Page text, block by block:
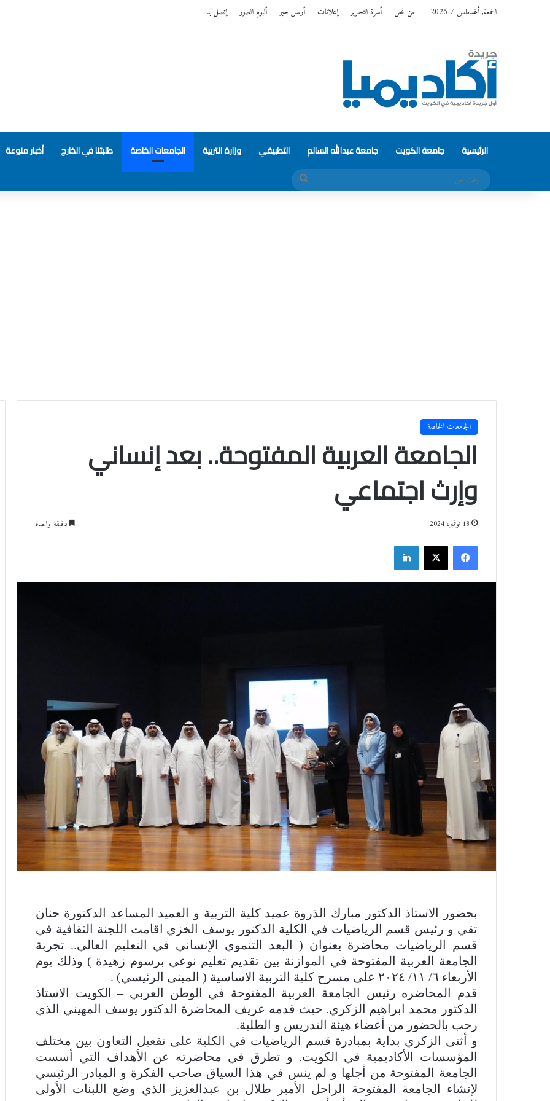
الجمعة, أغسطس 7 2026 من نحن أسرة التحرير إعلانات أرسل خبر ألبوم الصور إتصل بنا
الرئيسية جامعة الكويت جامعة عبدالله السالم التطبيقي وزارة التربية الجامعات الخاصة طلبتنا في الخارج أخبار منوعة
بحث
الجامعات الخاصة
الجامعة العربية المفتوحة.. بعد إنساني
وإرث اجتماعي
18 نوفمبر، 2024 دقيقة واحدة
فيسبوك ‫X لينكدإن
بحضور الاستاذ الدكتور مبارك الذروة عميد كلية التربية و العميد المساعد الدكتورة حنان
تقي و رئيس قسم الرياضيات في الكلية الدكتور يوسف الخزي اقامت اللجنة الثقافية في
قسم الرياضيات محاضرة بعنوان ( البعد التنموي الإنساني في التعليم العالي.. تجربة
الجامعة العربية المفتوحة في الموازنة بين تقديم تعليم نوعي برسوم زهيدة ) وذلك يوم
الأربعاء ٦/ ١١/ ٢٠٢٤ على مسرح كلية التربية الاساسية ( المبنى الرئيسي) .
قدم المحاضره رئيس الجامعة العربية المفتوحة في الوطن العربي – الكويت الاستاذ
الدكتور محمد ابراهيم الزكري. حيث قدمه عريف المحاضرة الدكتور يوسف المهيني الذي
رحب بالحضور من أعضاء هيئة التدريس و الطلبة.
و أثنى الزكري بداية بمبادرة قسم الرياضيات في الكلية على تفعيل التعاون بين مختلف
المؤسسات الأكاديمية في الكويت. و تطرق في محاضرته عن الأهداف التي أسست
الجامعة المفتوحة من أجلها و لم ينس في هذا السياق صاحب الفكرة و المبادر الرئيسي
لإنشاء الجامعة المفتوحة الراحل الأمير طلال بن عبدالعزيز الذي وضع اللبنات الأولى